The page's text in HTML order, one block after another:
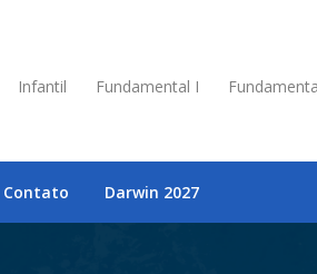
Infantil Fundamental I
Contato Darwin 2027